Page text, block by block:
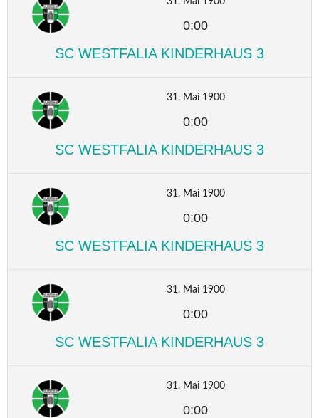
0:00
SC WESTFALIA KINDERHAUS 3
31. Mai 1900
0:00
SC WESTFALIA KINDERHAUS 3
31. Mai 1900
0:00
SC WESTFALIA KINDERHAUS 3
31. Mai 1900
0:00
SC WESTFALIA KINDERHAUS 3
31. Mai 1900
0:00